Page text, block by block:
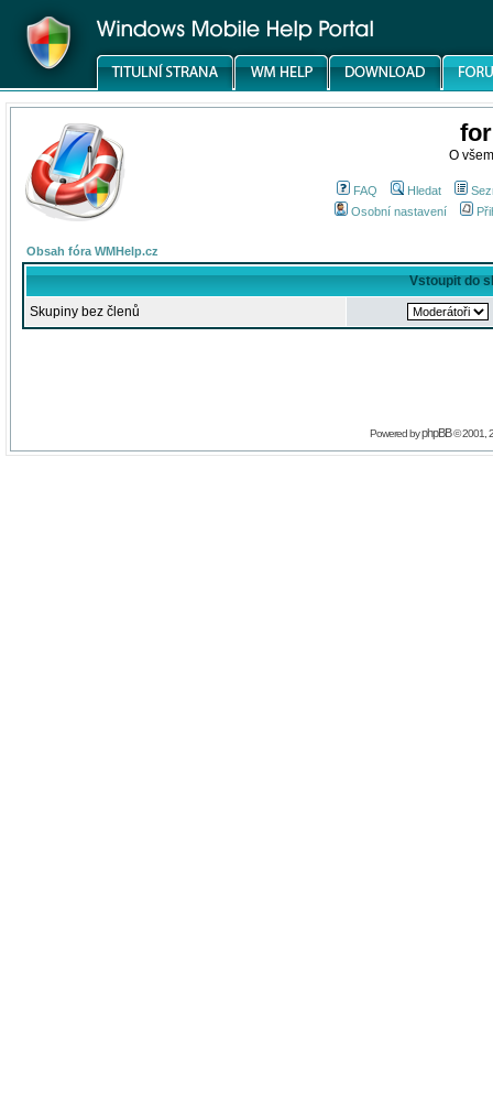
O
FAQ Hledat
Osobní nastavení
Obsah fóra WMHelp.cz
Vstoupit do
Skupiny bez členů
Powered byphpBB© 2001,